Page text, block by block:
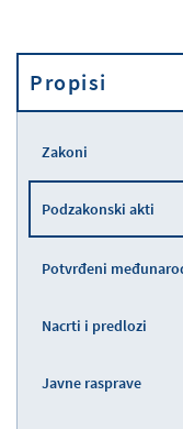
Propisi
Propisi
Zakoni
Podzakonski akti
Potvrđeni
Nacrti i predlozi
Javne rasprave